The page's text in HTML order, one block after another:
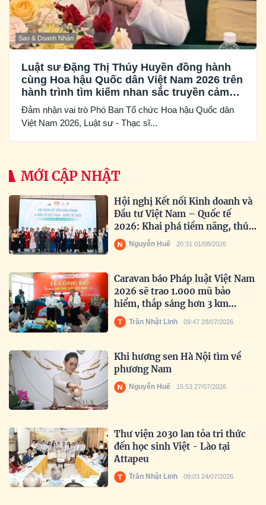
Sao & Doanh Nhân
Luật sư Đặng Thị Thúy Huyền đồng hành
cùng Hoa hậu Quốc dân Việt Nam 2026 trên
hành trình tìm kiếm nhan sắc truyền cảm
hứng
Đảm nhận vai trò Phó Ban Tổ chức Hoa hậu Quốc dân
Việt Nam 2026, Luật sư - Thạc sĩ...
MỚI CẬP NHẬT
Hội nghị Kết nối Kinh doanh và
Đầu tư Việt Nam – Quốc tế
2026: Khai phá tiềm năng, thúc
đẩy hợp tác toàn cầu
Nguyễn Huế 20:31 01/08/2026
Caravan báo Pháp luật Việt Nam
2026 sẽ trao 1.000 mũ bảo
hiểm, thắp sáng hơn 3 km
đường biên
Trần Nhật Linh 09:47 28/07/2026
Khi hương sen Hà Nội tìm về
phương Nam
Nguyễn Huế 15:53 27/07/2026
Thư viện 2030 lan tỏa tri thức
đến học sinh Việt - Lào tại
Attapeu
Trần Nhật Linh 09:03 24/07/2026